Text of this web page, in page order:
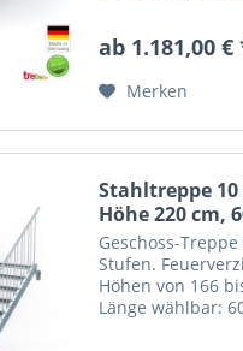
Stufen = DIN
ab 1.181,00 €
Merken
Stahltreppe
Höhe 220 cm,
Geschoss-
Stufen.
Höhen von 166
Länge wählbar: